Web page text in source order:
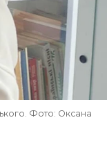
Фото: Оксана